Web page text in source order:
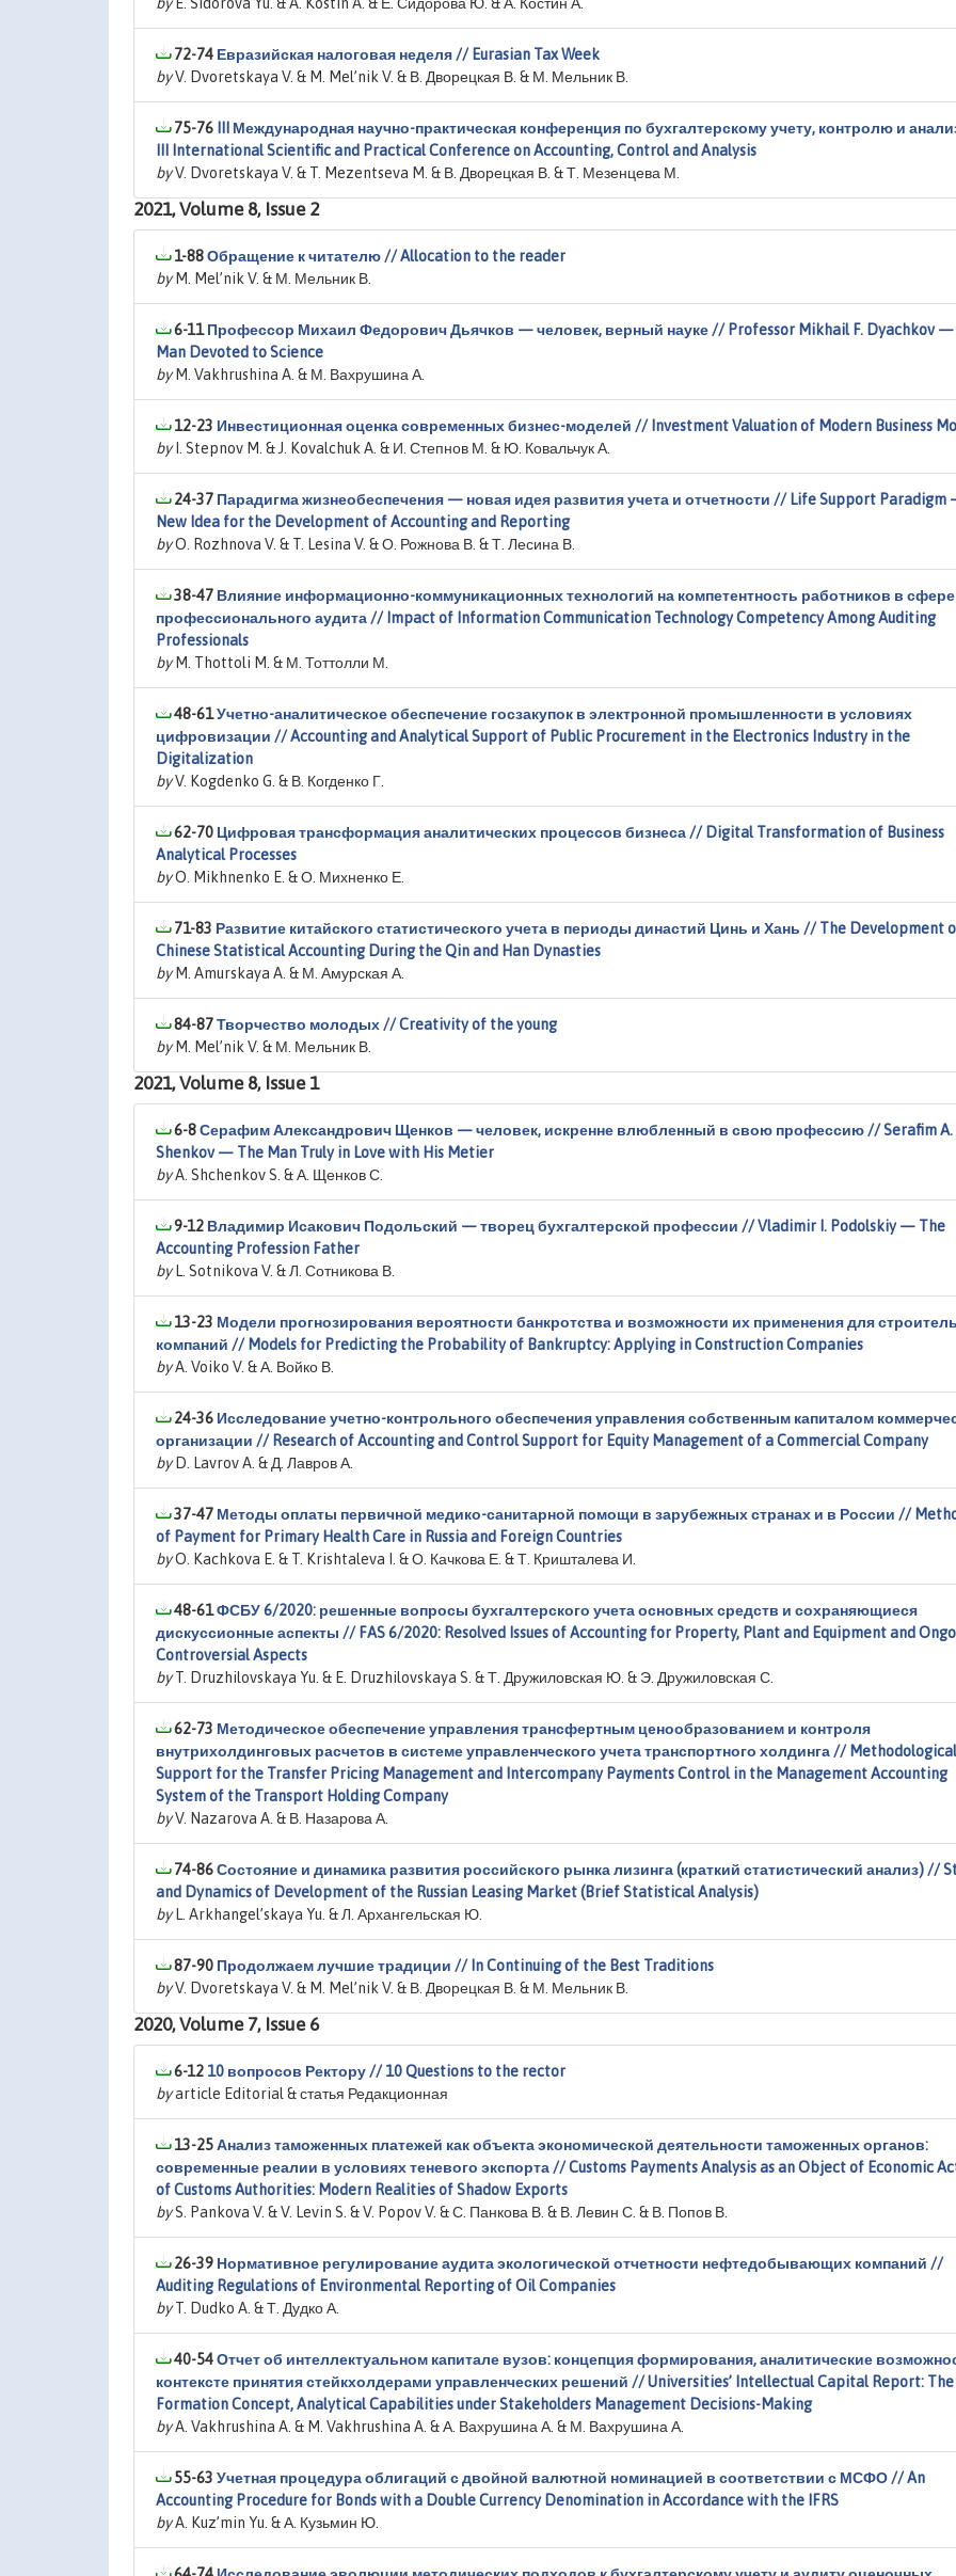
72-74 Евразийская налоговая неделя // Eurasian Tax Week
byV. Dvoretskaya V. & M. Mel’nik V. & В. Дворецкая В. & М. Мельник В.
75-76
III Международная научно-практическая конференция по бухгалтерскому учету, контролю и
III International Scientific and Practical Conference on Accounting, Control and Analysis
byV. Dvoretskaya V. & T. Mezentseva M. & В. Дворецкая В. & Т. Мезенцева М.
2021, Volume 8, Issue 2
1-88Обращение к читателю // Allocation to the reader
byM. Mel’nik V. & М. Мельник В.
6-11Профессор Михаил Федорович Дьячков — человек, верный науке // Professor Mikhail F. Dyachkov —
Man Devoted to Science
byM. Vakhrushina A. & М. Вахрушина А.
12-23 Инвестиционная оценка современных бизнес-моделей // Investment Valuation of Modern Business
byI. Stepnov M. & J. Kovalchuk A. & И. Степнов М. & Ю. Ковальчук А.
24-37 Парадигма жизнеобеспечения — новая идея развития учета и отчетности // Life Support Paradigm
New Idea for the Development of Accounting and Reporting
byO. Rozhnova V. & T. Lesina V. & О. Рожнова В. & Т. Лесина В.
38-47 Влияние информационно-коммуникационных технологий на компетентность работников в сфере
профессионального аудита // Impact of Information Communication Technology Competency Among Auditing
Professionals
byM. Thottoli M. & М. Тоттолли М.
48-61Учетно-аналитическое обеспечение госзакупок в электронной промышленности в условиях
цифровизации // Accounting and Analytical Support of Public Procurement in the Electronics Industry in the
Digitalization
byV. Kogdenko G. & В. Когденко Г.
62-70 Цифровая трансформация аналитических процессов бизнеса // Digital Transformation of Business
Analytical Processes
byO. Mikhnenko E. & О. Михненко Е.
71-83 Развитие китайского статистического учета в периоды династий Цинь и Хань // The Development
Chinese Statistical Accounting During the Qin and Han Dynasties
byM. Amurskaya A. & М. Амурская А.
84-87Творчество молодых // Creativity of the young
byM. Mel’nik V. & М. Мельник В.
2021, Volume 8, Issue 1
6-8Серафим Александрович Щенков — человек, искренне влюбленный в свою профессию // Serafim A.
Shenkov — The Man Truly in Love with His Metier
byA. Shchenkov S. & А. Щенков С.
9-12 Владимир Исакович Подольский — творец бухгалтерской профессии // Vladimir I. Podolskiy — The
Accounting Profession Father
byL. Sotnikova V. & Л. Сотникова В.
13-23 Модели прогнозирования вероятности банкротства и возможности их применения для
компаний // Models for Predicting the Probability of Bankruptcy: Applying in Construction Companies
byA. Voiko V. & А. Войко В.
24-36 Исследование учетно-контрольного обеспечения управления собственным капиталом
организации // Research of Accounting and Control Support for Equity Management of a Commercial Company
byD. Lavrov A. & Д. Лавров А.
37-47 Методы оплаты первичной медико-санитарной помощи в зарубежных странах и в России //
of Payment for Primary Health Care in Russia and Foreign Countries
byO. Kachkova E. & T. Krishtaleva I. & О. Качкова Е. & Т. Кришталева И.
48-61ФСБУ 6/2020: решенные вопросы бухгалтерского учета основных средств и сохраняющиеся
дискуссионные аспекты // FAS 6/2020: Resolved Issues of Accounting for Property, Plant and Equipment and
Controversial Aspects
byT. Druzhilovskaya Yu. & E. Druzhilovskaya S. & Т. Дружиловская Ю. & Э. Дружиловская С.
62-73 Методическое обеспечение управления трансфертным ценообразованием и контроля
внутрихолдинговых расчетов в системе управленческого учета транспортного холдинга // Methodological
Support for the Transfer Pricing Management and Intercompany Payments Control in the Management Accounting
System of the Transport Holding Company
byV. Nazarova A. & В. Назарова А.
74-86Состояние и динамика развития российского рынка лизинга (краткий статистический анализ) //
and Dynamics of Development of the Russian Leasing Market (Brief Statistical Analysis)
byL. Arkhangel’skaya Yu. & Л. Архангельская Ю.
87-90 Продолжаем лучшие традиции // In Continuing of the Best Traditions
byV. Dvoretskaya V. & M. Mel’nik V. & В. Дворецкая В. & М. Мельник В.
2020, Volume 7, Issue 6
6-12 10 вопросов Ректору // 10 Questions to the rector
byarticle Editorial & статья Редакционная
13-25Анализ таможенных платежей как объекта экономической деятельности таможенных органов:
современные реалии в условиях теневого экспорта // Customs Payments Analysis as an Object of Economic
of Customs Authorities: Modern Realities of Shadow Exports
byS. Pankova V. & V. Levin S. & V. Popov V. & С. Панкова В. & В. Левин С. & В. Попов В.
26-39 Нормативное регулирование аудита экологической отчетности нефтедобывающих компаний //
Auditing Regulations of Environmental Reporting of Oil Companies
byT. Dudko A. & Т. Дудко А.
40-54Отчет об интеллектуальном капитале вузов: концепция формирования, аналитические
контексте принятия стейкхолдерами управленческих решений // Universities’ Intellectual Capital Report: The
Formation Concept, Analytical Capabilities under Stakeholders Management Decisions-Making
byA. Vakhrushina A. & M. Vakhrushina A. & А. Вахрушина А. & М. Вахрушина А.
55-63 Учетная процедура облигаций с двойной валютной номинацией в соответствии с МСФО // An
Accounting Procedure for Bonds with a Double Currency Denomination in Accordance with the IFRS
byA. Kuz’min Yu. & А. Кузьмин Ю.